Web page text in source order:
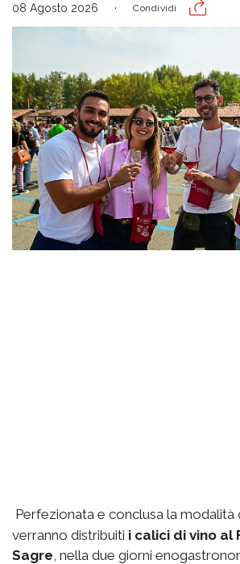
08 Agosto 2026 Condividi
Perfezionata e conclusa la modalità
verranno distribuiti i calici di vino al
Sagre , nella due giorni